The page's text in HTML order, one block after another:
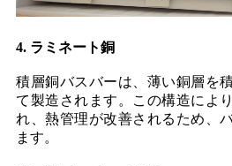
4. ラミネート銅
積層銅バスバーは、薄い銅層を
て製造されます。この構造によ
れ、熱管理が改善されるため、
ます。